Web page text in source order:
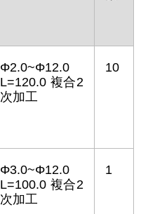
Φ2.0~Φ12.0
L=120.0 複合2
次加工
10
Φ3.0~Φ12.0
L=100.0 複合2
次加工
1